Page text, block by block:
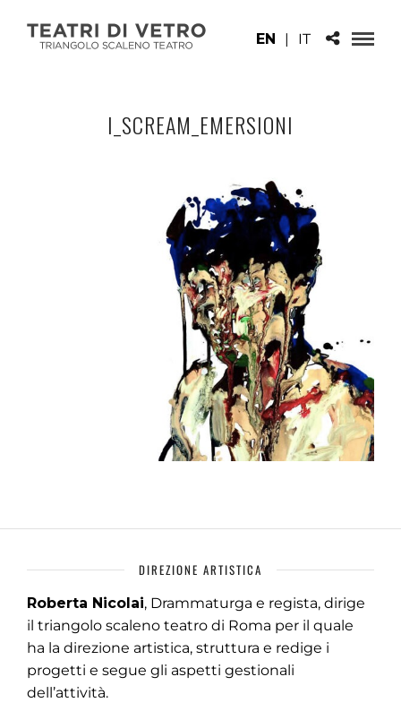
EN | IT
I_SCREAM_EMERSIONI
DIREZIONE ARTISTICA
Roberta Nicolai, Drammaturga e regista, dirige
il triangolo scaleno teatro di Roma per il quale
ha la direzione artistica, struttura e redige i
progetti e segue gli aspetti gestionali
dell’attività.